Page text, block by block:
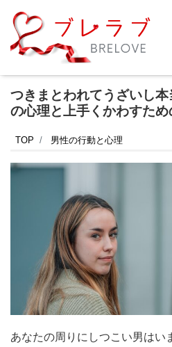
つきまとわれてうざいし
の心理と上手くかわすた
TOP 男性の行動と心理
あなたの周りにしつこい男はい